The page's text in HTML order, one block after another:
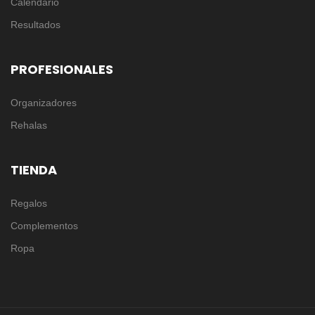
Calendario
Resultados
PROFESIONALES
Organizadores
Rehalas
TIENDA
Regalos
Complementos
Ropa